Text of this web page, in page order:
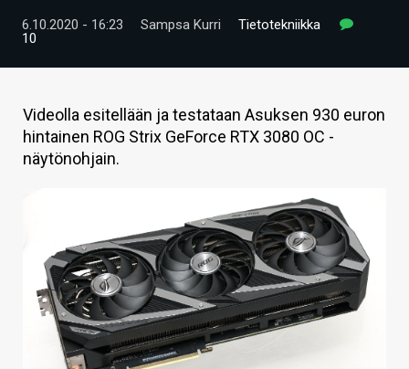
VIDEOT
TIETOA
HINTA.FI
VAIHDA TEEMA
HAKU
6.10.2020 - 16:23 Sampsa Kurri
Tietotekniikka
10
Videolla esitellään ja testataan Asuksen 930 euron
hintainen ROG Strix GeForce RTX 3080 OC -
näytönohjain.